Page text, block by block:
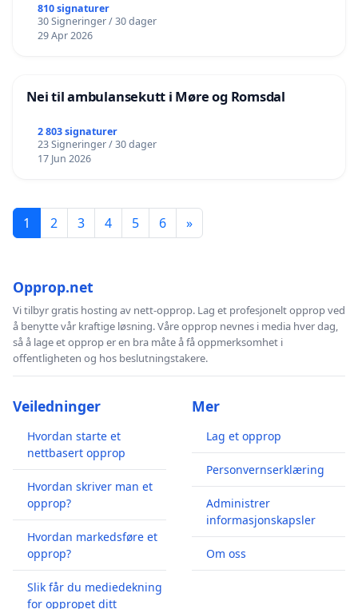
810 signaturer
30 Signeringer / 30 dager
29 Apr 2026
Nei til ambulansekutt i Møre og Romsdal
2 803 signaturer
23 Signeringer / 30 dager
17 Jun 2026
1 2 3 4 5 6 »
Opprop.net
Vi tilbyr gratis hosting av nett-opprop. Lag et profesjonelt opprop ved
å benytte vår kraftige løsning. Våre opprop nevnes i media hver dag,
så å lage et opprop er en bra måte å få oppmerksomhet i
offentligheten og hos beslutningstakere.
Veiledninger
Hvordan starte et
nettbasert opprop
Hvordan skriver man et
opprop?
Hvordan markedsføre et
opprop?
Slik får du mediedekning
for oppropet ditt
Mer
Lag et opprop
Personvernserklæring
Administrer
informasjonskapsler
Om oss